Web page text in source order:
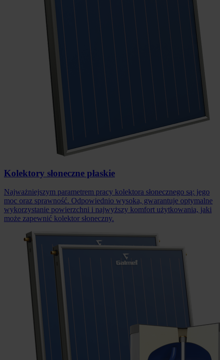
Kolektory słoneczne płaskie
Najważniejszym parametrem pracy kolektora słonecznego są: jego
moc oraz sprawność. Odpowiednio wysoka, gwarantuje optymalne
wykorzystanie powierzchni i najwyższy komfort użytkowania, jaki
może zapewnić kolektor słoneczny.